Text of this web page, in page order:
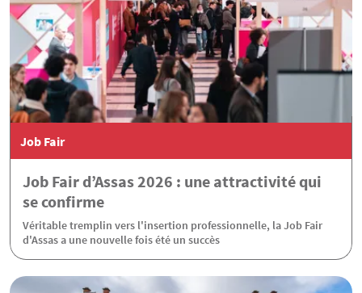
Job Fair
Job Fair d’Assas 2026 : une attractivité qui
se confirme
Véritable tremplin vers l'insertion professionnelle, la Job Fair
d'Assas a une nouvelle fois été un succès